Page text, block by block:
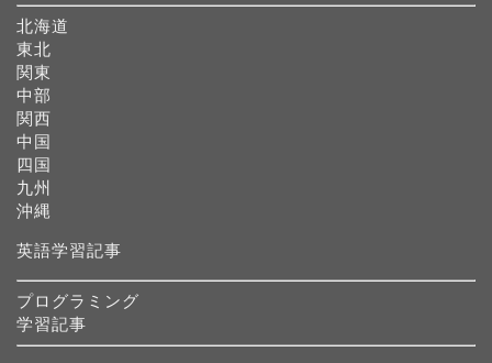
北海道
東北
関東
中部
関西
中国
四国
九州
沖縄
英語学習記事
プログラミング
学習記事